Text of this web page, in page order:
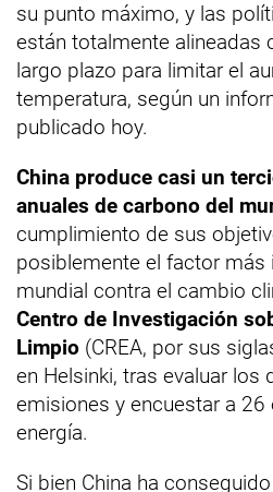
su punto máximo, y las
están totalmente alineadas
largo plazo para limitar el
temperatura, según un
publicado hoy.
China produce casi un
anuales de carbono del
cumplimiento de sus
posiblemente el factor más
mundial contra el cambio
Centro de Investigación
Limpio (CREA, por sus
en Helsinki, tras evaluar los
emisiones y encuestar a
energía.
Si bien China ha